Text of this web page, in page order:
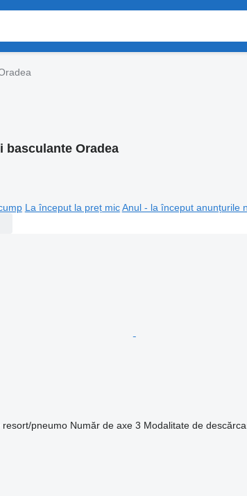
basculante Oradea
La început la preț mic Anul - la început anunțurile
resort/pneumo Număr de axe 3 Modalitate de